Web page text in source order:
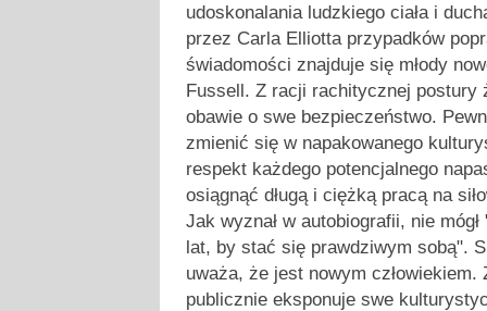
udoskonalania ludzkiego ciała i
przez Carla Elliotta przypadków
świadomości znajduje się młody
Fussell. Z racji rachitycznej postury
obawie o swe bezpieczeństwo.
zmienić się w napakowanego
respekt każdego potencjalnego
osiągnąć długą i ciężką pracą na
Jak wyznał w autobiografii, nie
lat, by stać się prawdziwym sobą".
uważa, że jest nowym człowiekiem.
publicznie eksponuje swe